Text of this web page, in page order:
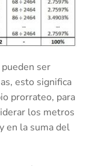
ser
esto significa
prorrateo, para
los metros
en la suma del